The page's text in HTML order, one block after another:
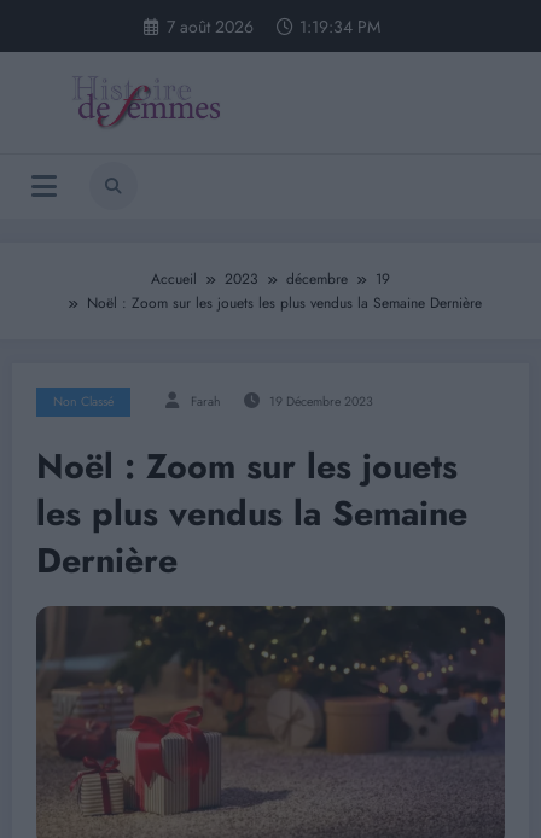
contenu
7 août 2026 1:19:34 PM
Accueil 2023 décembre
19
Noël : Zoom sur les jouets les plus vendus la Semaine Dernière
Non Classé Farah 19 Décembre 2023
Noël : Zoom sur les jouets
les plus vendus la Semaine
Dernière